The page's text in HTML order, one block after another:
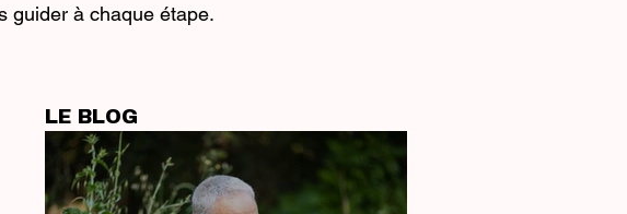
guider à chaque étape.
LE BLOG